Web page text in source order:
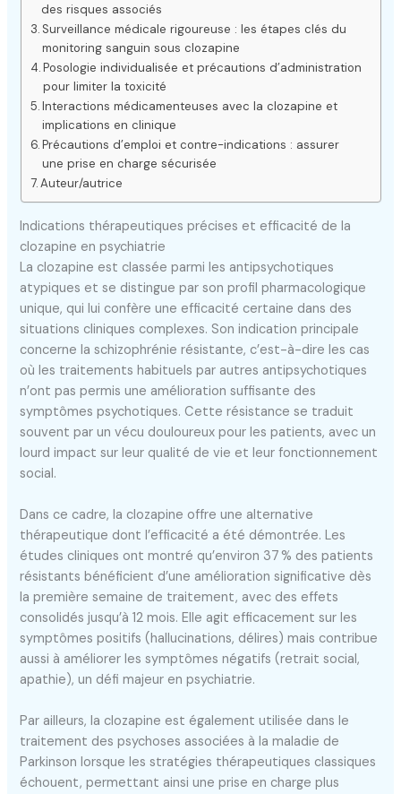
des risques associés
Surveillance médicale rigoureuse : les étapes clés du
monitoring sanguin sous clozapine
Posologie individualisée et précautions d’administration
pour limiter la toxicité
Interactions médicamenteuses avec la clozapine et
implications en clinique
Précautions d’emploi et contre-indications : assurer
une prise en charge sécurisée
Auteur/autrice
Indications thérapeutiques précises et efficacité de la
clozapine en psychiatrie
La clozapine est classée parmi les antipsychotiques
atypiques et se distingue par son profil pharmacologique
unique, qui lui confère une efficacité certaine dans des
situations cliniques complexes. Son indication principale
concerne la schizophrénie résistante, c’est-à-dire les cas
où les traitements habituels par autres antipsychotiques
n’ont pas permis une amélioration suffisante des
symptômes psychotiques. Cette résistance se traduit
souvent par un vécu douloureux pour les patients, avec un
lourd impact sur leur qualité de vie et leur fonctionnement
social.
Dans ce cadre, la clozapine offre une alternative
thérapeutique dont l’efficacité a été démontrée. Les
études cliniques ont montré qu’environ 37 % des patients
résistants bénéficient d’une amélioration significative dès
la première semaine de traitement, avec des effets
consolidés jusqu’à 12 mois. Elle agit efficacement sur les
symptômes positifs (hallucinations, délires) mais contribue
aussi à améliorer les symptômes négatifs (retrait social,
apathie), un défi majeur en psychiatrie.
Par ailleurs, la clozapine est également utilisée dans le
traitement des psychoses associées à la maladie de
Parkinson lorsque les stratégies thérapeutiques classiques
échouent, permettant ainsi une prise en charge plus